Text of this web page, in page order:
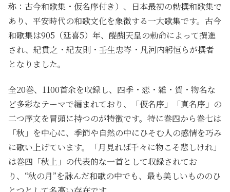
称：古今和歌集・仮名序付き）、日本最初の勅撰和歌集で
あり、平安時代の和歌文化を象徴する一大歌集です。古今
和歌集は905（延喜5）年、醍醐天皇の勅命によって撰進
され、紀貫之・紀友則・壬生忠岑・凡河内躬恒らが撰者
となりました。
全20巻、1100首余を収録し、四季・恋・雑・賀・物名な
ど多彩なテーマで編まれており、「仮名序」「真名序」の
二つ序文を冒頭に持つのが特徴です。特に巻四から巻七は
「秋」を中心に、季節や自然の中にひそむ人の感情を巧み
に歌い上げています。「月見れば千々に物こそ悲しけれ」
は巻四「秋上」の代表的な一首として収録されてお
り、“秋の月”を詠んだ和歌の中でも、最も美しいもののひ